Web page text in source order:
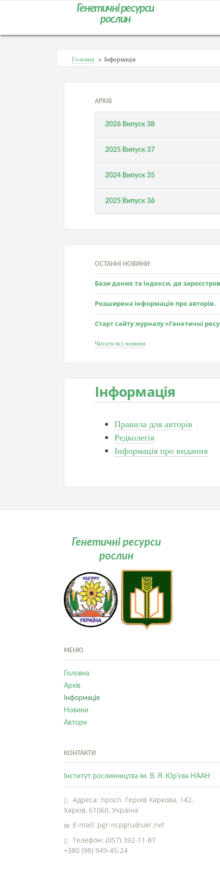
Генетичні ресурси
рослин
Головна > Інформація
АРХІВ
2026 Випуск 38
2025 Випуск 37
2024 Випуск 35
2025 Випуск 36
ОСТАННІ НОВИНИ:
Бази даних та індекси, де
Розширена інформація про авторів.
Старт сайту журналу «Генетичні
Читати всі новини
Інформація
Правила для авторів
Редколегія
Інформація про видання
Генетичні ресурси
рослин
МЕНЮ
Головна
Архів
Інформація
Новини
Автори
КОНТАКТИ
Інститут рослинництва ім. В. Я. Юр’єва НААН
Адреса: просп. Героїв Харкова, 142,
Харків, 61060, Україна
E-mail: pgr-ncpgru@ukr.net
Телефон: (057) 392-11-87
+380 (98) 949-45-24